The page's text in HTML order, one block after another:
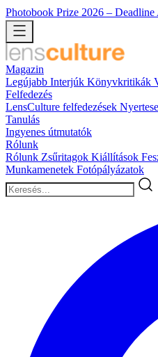
Photobook Prize 2026 – Deadline
Magazin
Legújabb Interjúk Könyvkritikák
Felfedezés
LensCulture felfedezések
Tanulás
Ingyenes útmutatók
Rólunk
Rólunk Zsűritagok Kiállítások
Munkamenetek Fotópályázatok